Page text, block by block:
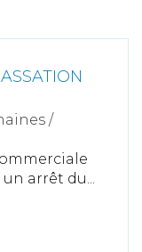
/
arrêt du...